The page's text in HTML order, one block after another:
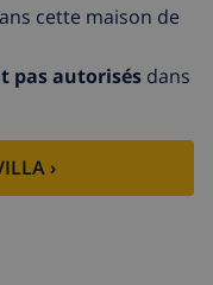
de Fenals, à
situation:
la mer, à 400 m de
jardin avec
Bassin pour
de la
Magasin
de golf 2.5 km.
cette maison de
pas autorisés dans
›